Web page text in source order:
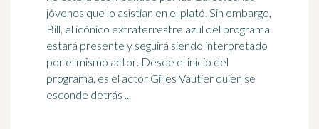
jóvenes que lo asistían en el plató. Sin embargo,
Bill, el icónico extraterrestre azul del programa
estará presente y seguirá siendo interpretado
por el mismo actor. Desde el inicio del
programa, es el actor Gilles Vautier quien se
esconde detrás ...